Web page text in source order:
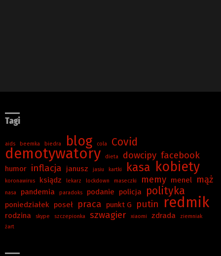
Tagi
aids beemka biedra blog cola Covid
demotywatory dieta dowcipy facebook
humor inflacja janusz jasiu kartki kasa kobiety
koronawirus ksiądz lekarz lockdown maseczki memy menel mąż
nasa pandemia paradoks podanie policja polityka
poniedziałek poseł praca punkt G putin redmik
rodzina skype szczepionka szwagier xiaomi zdrada
ziemniak
żart